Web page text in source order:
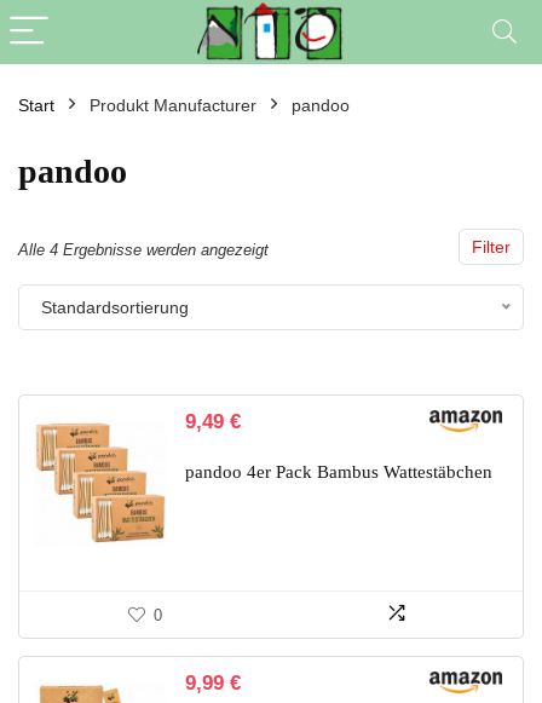
Start Produkt Manufacturer pandoo
pandoo
Filter
Alle 4 Ergebnisse werden angezeigt
Standardsortierung
9,49 €
pandoo 4er Pack Bambus Wattestäbchen
0
9,99 €